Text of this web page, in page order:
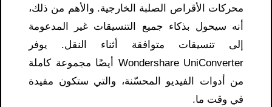
محركات الأقراص الصلبة الخارجية. والأهم من ذلك،
أنه سيحول بذكاء جميع التنسيقات غير المدعومة
إلى تنسيقات متوافقة أثناء النقل. يوفر
Wondershare UniConverter أيضًا مجموعة كاملة
من أدوات الفيديو المحسّنة، والتي ستكون مفيدة
في وقت ما.